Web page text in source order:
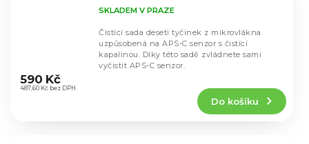
hodnocení
produktu
SKLADEM V PRAZE
487,60 Kč bez DPH
590 Kč
Do košíku
Čistící sada deseti tyčinek z mikrovlákna
uzpůsobená na APS-C senzor s čistící
kapalinou. Díky této sadě zvládnete sami
vyčistit APS-C senzor.